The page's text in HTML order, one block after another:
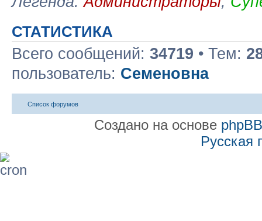
СТАТИСТИКА
Всего сообщений: 34719 • Тем:
пользователь: Семеновна
Список форумов
Создано на основе phpBB
Русская